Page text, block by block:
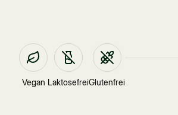
Vegan LaktosefreiGlutenfrei